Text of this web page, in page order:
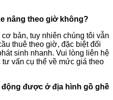
nâng theo giờ không?
bản, tuy nhiên chúng tôi vẫn
thuê theo giờ, đặc biệt đối
sinh nhanh. Vui lòng liên hệ
vấn cụ thể về mức giá theo
động được ở địa hình gồ ghề